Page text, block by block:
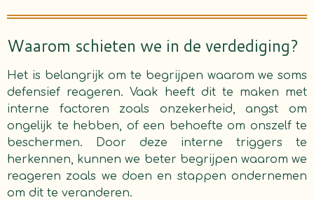
Waarom schieten we in de verdediging?
Het is belangrijk om te begrijpen waarom we soms
defensief reageren. Vaak heeft dit te maken met
interne factoren zoals onzekerheid, angst om
ongelijk te hebben, of een behoefte om onszelf te
beschermen. Door deze interne triggers te
herkennen, kunnen we beter begrijpen waarom we
reageren zoals we doen en stappen ondernemen
om dit te veranderen.